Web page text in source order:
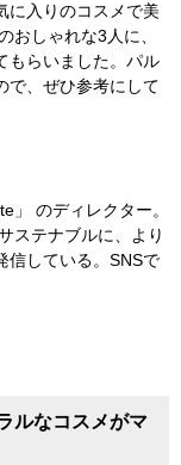
に入りのコスメで美
おしゃれな3人に、
もらいました。パル
で、ぜひ参考にして
」 のディレクター。
ステナブルに、より
信している。SNSで
ルなコスメがマ